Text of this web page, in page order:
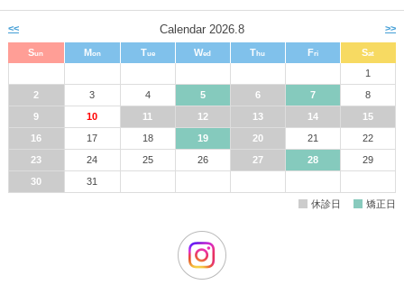
<< >>
Calendar 2026.8
Sun Mon Tue Wed Thu Fri Sat
1
2
3 4 5 6 7
8
9
10 11 12 13 14
15
16
17 18 19 20 21
22
23
24 25 26 27 28
29
30
31
休診日 矯正日